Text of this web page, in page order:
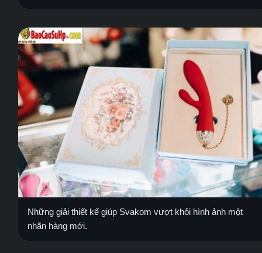
Những giải thiết kế giúp Svakom vượt khỏi hình ảnh một
nhãn hàng mới.